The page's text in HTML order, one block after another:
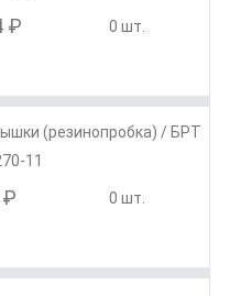
₽ 0 шт.
(резинопробка) / БРТ
11
₽ 0 шт.